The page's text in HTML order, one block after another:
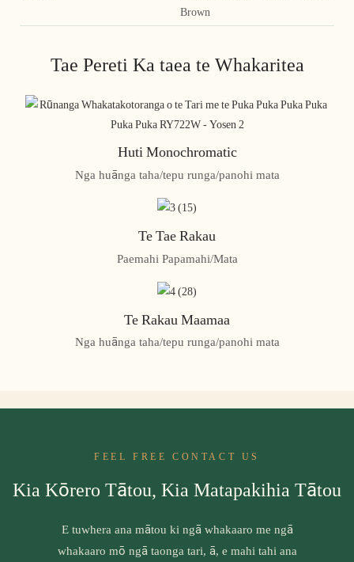
Brown
Tae Pereti Ka taea te Whakaritea
Huti Monochromatic
Nga huānga taha/tepu runga/panohi mata
Te Tae Rakau
Paemahi Papamahi/Mata
Te Rakau Maamaa
Nga huānga taha/tepu runga/panohi mata
FEEL FREE CONTACT US
Kia Kōrero Tātou, Kia Matapakihia Tātou
E tuwhera ana mātou ki ngā whakaaro me ngā
whakaaro mō ngā taonga tari, ā, e mahi tahi ana